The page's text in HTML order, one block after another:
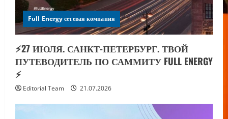
Full Energy сетевая компания
⚡️27 ИЮЛЯ. САНКТ-ПЕТЕРБУРГ. ТВОЙ
ПУТЕВОДИТЕЛЬ ПО САММИТУ FULL ENERGY
⚡️
Editorial Team 21.07.2026